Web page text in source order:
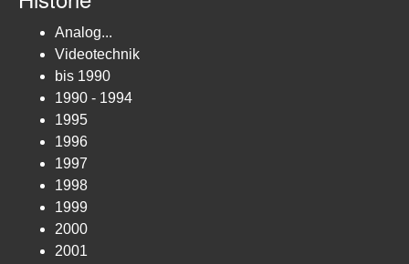
Analog...
Videotechnik
bis 1990
1990 - 1994
1995
1996
1997
1998
1999
2000
2001